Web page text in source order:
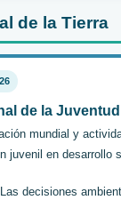
de la Tierra
de la Juventud
mundial y
juvenil en desarrollo
Las decisiones